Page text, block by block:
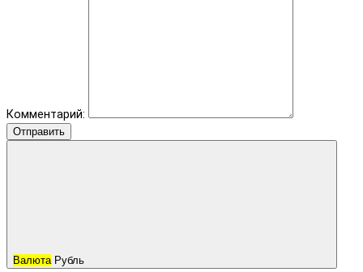
Комментарий:
Отправить
Валюта Рубль